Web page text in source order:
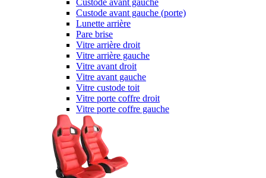
Custode avant gauche
Custode avant gauche (porte)
Lunette arrière
Pare brise
Vitre arrière droit
Vitre arrière gauche
Vitre avant droit
Vitre avant gauche
Vitre custode toit
Vitre porte coffre droit
Vitre porte coffre gauche